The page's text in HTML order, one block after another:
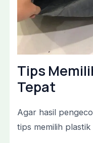
Tips
Tepat
Agar hasil
tips memilih